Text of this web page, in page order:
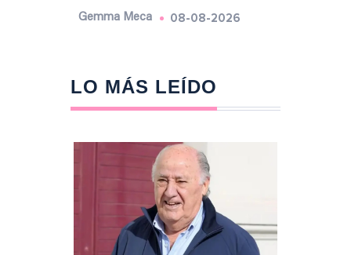
Gemma Meca 08-08-2026
LO MÁS LEÍDO